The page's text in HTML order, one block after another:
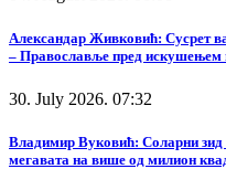
Александар Живковић: Сусрет
– Православље пред искушењем
30. July 2026. 07:32
Владимир Вуковић: Соларни зид
мегавата на више од милион